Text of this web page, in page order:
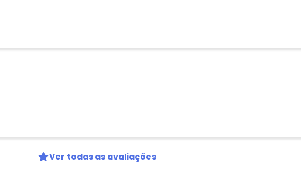
Ver todas as avaliações